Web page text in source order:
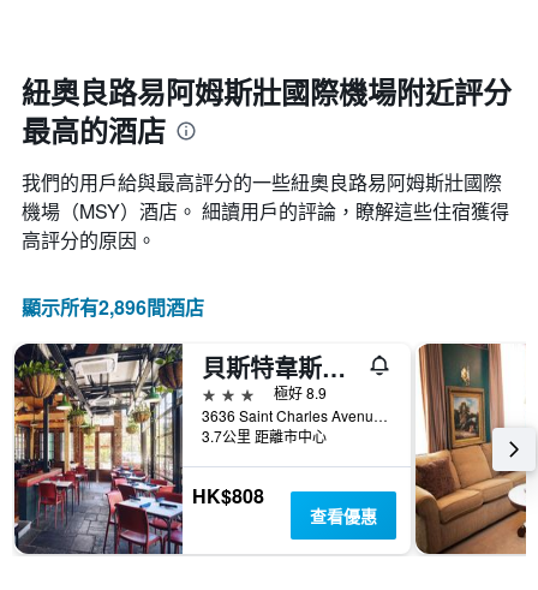
中
的
各
此
圖
表
具
1
條
Y
軸，
顯
示
房
間
的
平
均
價
近，
房
價
的
變
化
情
況。
表
1
個
X
軸，
顯
示
距
離
預
訂
紐奧良路易阿姆斯壯國際機場附近評分
最高的酒店
我們的用戶給與最高評分的一些紐奧良路易阿姆斯壯國際
機場​（MSY​）酒店。 細讀用戶的評論，瞭解這些住宿獲得
高評分的原因。
顯示所有2,896間酒店
貝斯特韋斯特普拉斯聖查理斯酒店 - 新奥爾良
3星級
極好 8.9
3636 Saint Charles Avenue, 紐奧良, LA, 美國
3.7公里 距離市中心
HK$808
查看優惠